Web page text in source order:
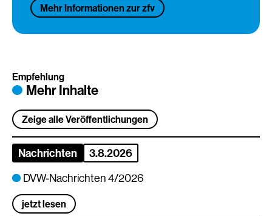
Mehr Informationen zur zfv
Mehr Inhalte
Empfehlung
Zeige alle Veröffentlichungen
DVW-Nachrichten 4/2026
Nachrichten 3.8.2026
jetzt lesen